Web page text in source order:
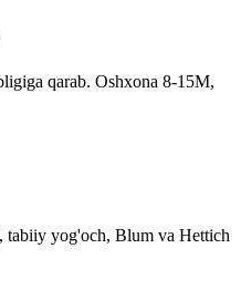
qarab. Oshxona 8-15M,
tabiiy yog'och, Blum va Hettich